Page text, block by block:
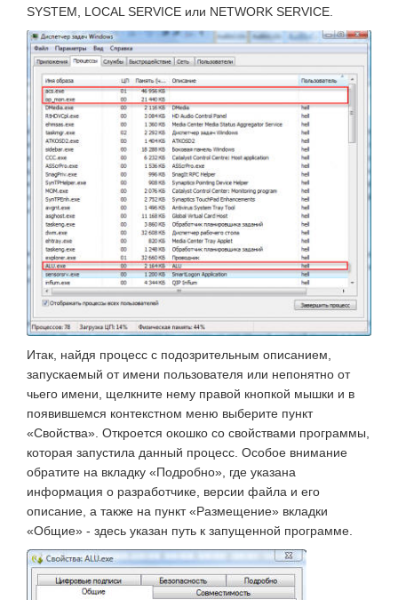
SYSTEM, LOCAL SERVICE или NETWORK SERVICE.
Итак, найдя процесс с подозрительным описанием,
запускаемый от имени пользователя или непонятно от
чьего имени, щелкните нему правой кнопкой мышки и в
появившемся контекстном меню выберите пункт
«Свойства». Откроется окошко со свойствами программы,
которая запустила данный процесс. Особое внимание
обратите на вкладку «Подробно», где указана
информация о разработчике, версии файла и его
описание, а также на пункт «Размещение» вкладки
«Общие» - здесь указан путь к запущенной программе.